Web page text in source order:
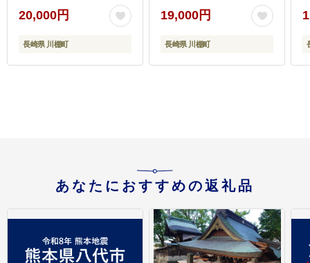
[OCM002]
20,000円
長崎県 川棚町
ー）＆タルタルソース
300gパウチ【ビタミ
ン・スタンド】
19,000円
長崎県 川棚町
あなたにおすすめの返礼品